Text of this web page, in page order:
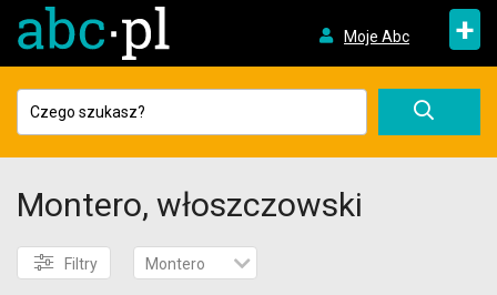
Moje Abc +
Montero, włoszczowski
Filtry Montero